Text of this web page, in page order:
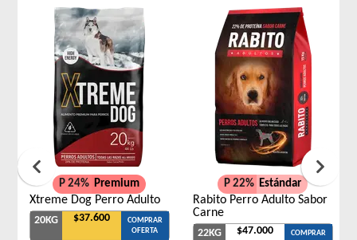
P 24% Premium
Xtreme Dog Perro Adulto
20KG $37.600
COMPRAR
OFERTA
P 22% Estándar
Rabito Perro Adulto Sabor
Carne
22KG $47.000 COMPRAR